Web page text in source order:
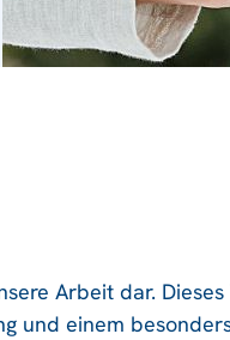
Arbeit dar.
und einem